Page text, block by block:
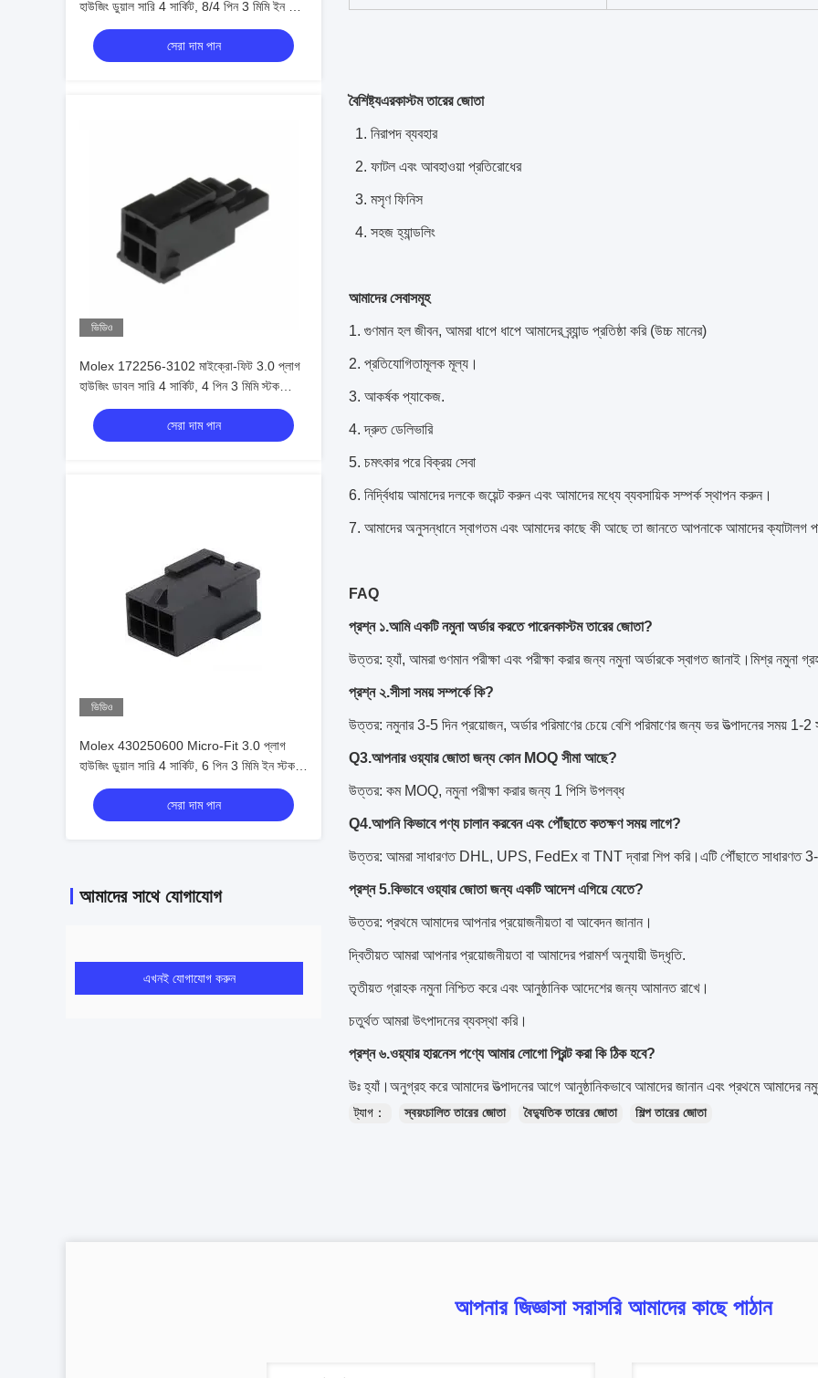
হাউজিং ডুয়াল সারি 4 সার্কিট, 8/4 পিন 3 মিমি ইন স্টক
90142-0040
সেরা দাম পান
ভিডিও
Molex 172256-3102 মাইক্রো-ফিট 3.0 প্লাগ
হাউজিং ডাবল সারি 4 সার্কিট, 4 পিন 3 মিমি স্টক
172256-3102
সেরা দাম পান
ভিডিও
Molex 430250600 Micro-Fit 3.0 প্লাগ
হাউজিং ডুয়াল সারি 4 সার্কিট, 6 পিন 3 মিমি ইন স্টক
430250600
সেরা দাম পান
আমাদের সাথে যোগাযোগ
এখনই যোগাযোগ করুন
বৈশিষ্ট্যএরকাস্টম তারের জোতা
1. নিরাপদ ব্যবহার
2. ফাটল এবং আবহাওয়া প্রতিরোধের
3. মসৃণ ফিনিস
4. সহজ হ্যান্ডলিং
আমাদের সেবাসমূহ
1. গুণমান হল জীবন, আমরা ধাপে ধাপে আমাদের ব্র্যান্ড প্রতিষ্ঠা করি (উচ্চ মানের)
2. প্রতিযোগিতামূলক মূল্য।
3. আকর্ষক প্যাকেজ.
4. দ্রুত ডেলিভারি
5. চমৎকার পরে বিক্রয় সেবা
6. নির্দ্বিধায় আমাদের দলকে জয়েন্ট করুন এবং আমাদের মধ্যে ব্যবসায়িক সম্পর্ক স্থাপন করুন।
7. আমাদের অনুসন্ধানে স্বাগতম এবং আমাদের কাছে কী আছে তা জানতে আপনাকে আমাদের ক্যাটালগ
FAQ
প্রশ্ন ১.আমি একটি নমুনা অর্ডার করতে পারেনকাস্টম তারের জোতা?
উত্তর: হ্যাঁ, আমরা গুণমান পরীক্ষা এবং পরীক্ষা করার জন্য নমুনা অর্ডারকে স্বাগত জানাই।মিশ্র নমুনা
প্রশ্ন ২.সীসা সময় সম্পর্কে কি?
উত্তর: নমুনার 3-5 দিন প্রয়োজন, অর্ডার পরিমাণের চেয়ে বেশি পরিমাণের জন্য ভর উত্পাদনের সময় 1-
Q3.আপনার ওয়্যার জোতা জন্য কোন MOQ সীমা আছে?
উত্তর: কম MOQ, নমুনা পরীক্ষা করার জন্য 1 পিসি উপলব্ধ
Q4.আপনি কিভাবে পণ্য চালান করবেন এবং পৌঁছাতে কতক্ষণ সময় লাগে?
উত্তর: আমরা সাধারণত DHL, UPS, FedEx বা TNT দ্বারা শিপ করি।এটি পৌঁছাতে সাধারণত 3-
প্রশ্ন 5.কিভাবে ওয়্যার জোতা জন্য একটি আদেশ এগিয়ে যেতে?
উত্তর: প্রথমে আমাদের আপনার প্রয়োজনীয়তা বা আবেদন জানান।
দ্বিতীয়ত আমরা আপনার প্রয়োজনীয়তা বা আমাদের পরামর্শ অনুযায়ী উদ্ধৃতি.
তৃতীয়ত গ্রাহক নমুনা নিশ্চিত করে এবং আনুষ্ঠানিক আদেশের জন্য আমানত রাখে।
চতুর্থত আমরা উৎপাদনের ব্যবস্থা করি।
প্রশ্ন ৬.ওয়্যার হারনেস পণ্যে আমার লোগো প্রিন্ট করা কি ঠিক হবে?
উঃ হ্যাঁ।অনুগ্রহ করে আমাদের উত্পাদনের আগে আনুষ্ঠানিকভাবে আমাদের জানান এবং প্রথমে আমাদের
ট্যাগ： স্বয়ংচালিত তারের জোতা বৈদ্যুতিক তারের জোতা শিল্প তারের জোতা
আপনার জিজ্ঞাসা সরাসরি আমাদের কাছে পাঠান